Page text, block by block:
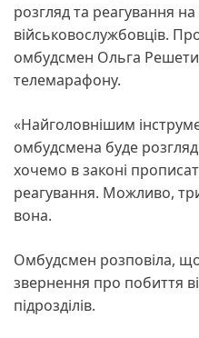
розгляд та реагування на
військовослужбовців.
омбудсмен Ольга
телемарафону.
«Найголовнішим
омбудсмена буде
хочемо в законі
реагування. Можливо,
вона.
Омбудсмен розповіла,
звернення про побиття
підрозділів.